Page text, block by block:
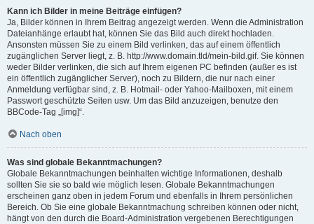
Kann ich Bilder in meine Beiträge einfügen?
Ja, Bilder können in Ihrem Beitrag angezeigt werden. Wenn die Administration
Dateianhänge erlaubt hat, können Sie das Bild auch direkt hochladen.
Ansonsten müssen Sie zu einem Bild verlinken, das auf einem öffentlich
zugänglichen Server liegt, z. B. http://www.domain.tld/mein-bild.gif. Sie können
weder Bilder verlinken, die sich auf Ihrem eigenen PC befinden (außer es ist
ein öffentlich zugänglicher Server), noch zu Bildern, die nur nach einer
Anmeldung verfügbar sind, z. B. Hotmail- oder Yahoo-Mailboxen, mit einem
Passwort geschützte Seiten usw. Um das Bild anzuzeigen, benutze den
BBCode-Tag „[img]“.
Nach oben
Was sind globale Bekanntmachungen?
Globale Bekanntmachungen beinhalten wichtige Informationen, deshalb
sollten Sie sie so bald wie möglich lesen. Globale Bekanntmachungen
erscheinen ganz oben in jedem Forum und ebenfalls in Ihrem persönlichen
Bereich. Ob Sie eine globale Bekanntmachung schreiben können oder nicht,
hängt von den durch die Board-Administration vergebenen Berechtigungen